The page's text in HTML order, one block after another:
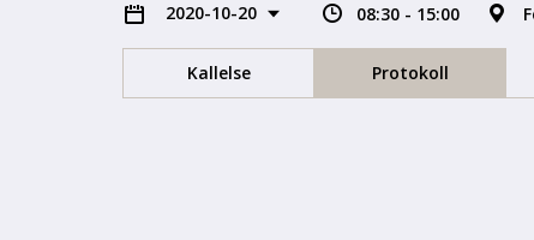
2020-10-20 08:30 - 15:00
Kallelse Protokoll